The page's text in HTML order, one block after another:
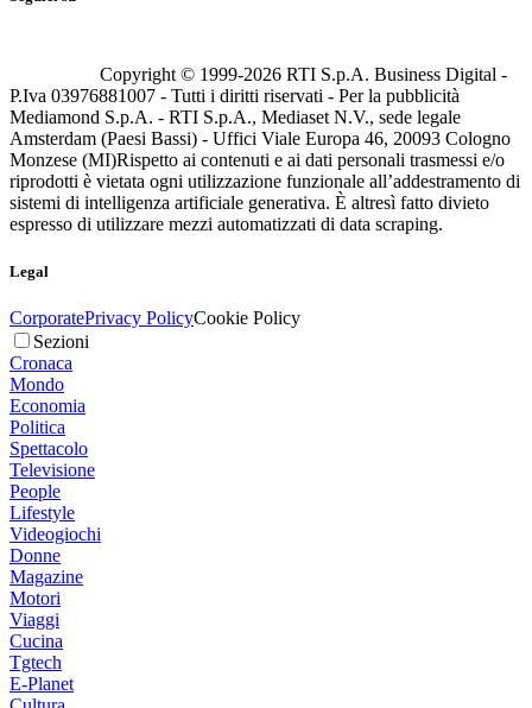
Copyright © 1999-2026 RTI S.p.A. Business Digital -
P.Iva 03976881007 - Tutti i diritti riservati - Per la pubblicità
Mediamond S.p.A. - RTI S.p.A., Mediaset N.V., sede legale
Amsterdam (Paesi Bassi) - Uffici Viale Europa 46, 20093 Cologno
Monzese (MI)Rispetto ai contenuti e ai dati personali trasmessi e/o
riprodotti è vietata ogni utilizzazione funzionale all’addestramento di
sistemi di intelligenza artificiale generativa. È altresì fatto divieto
espresso di utilizzare mezzi automatizzati di data scraping.
Legal
CorporatePrivacy PolicyCookie Policy
Sezioni
Cronaca
Mondo
Economia
Politica
Spettacolo
Televisione
People
Lifestyle
Videogiochi
Donne
Magazine
Motori
Viaggi
Cucina
Tgtech
E-Planet